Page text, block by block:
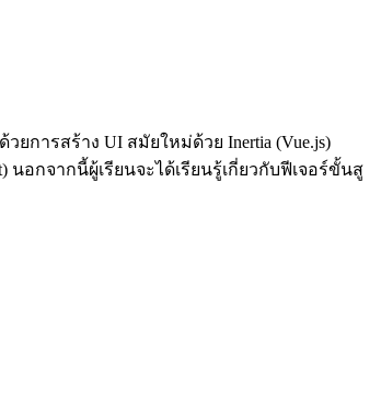
ยการสร้าง UI สมัยใหม่ด้วย Inertia (Vue.js)
นอกจากนี้ผู้เรียนจะได้เรียนรู้เกี่ยวกับฟีเจอร์ขั้นสู